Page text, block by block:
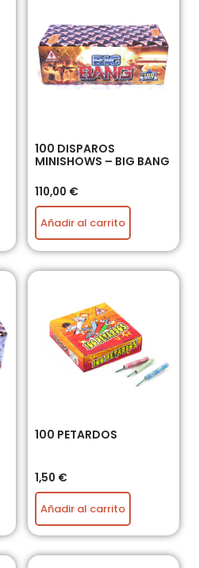
100 DISPAROS
MINISHOWS – BIG BANG
110,00 €
Añadir al carrito
100 PETARDOS
1,50 €
Añadir al carrito